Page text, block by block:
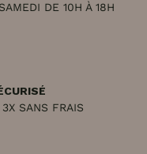
DE 10H À 18H
3X SANS FRAIS